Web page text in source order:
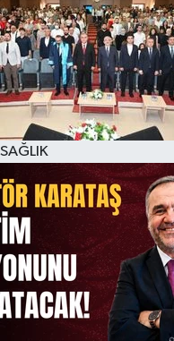
SAĞLIK